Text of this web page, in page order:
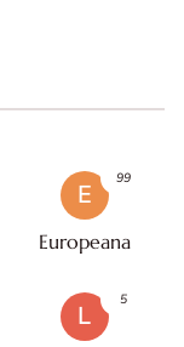
E
Europeana
99
L
5